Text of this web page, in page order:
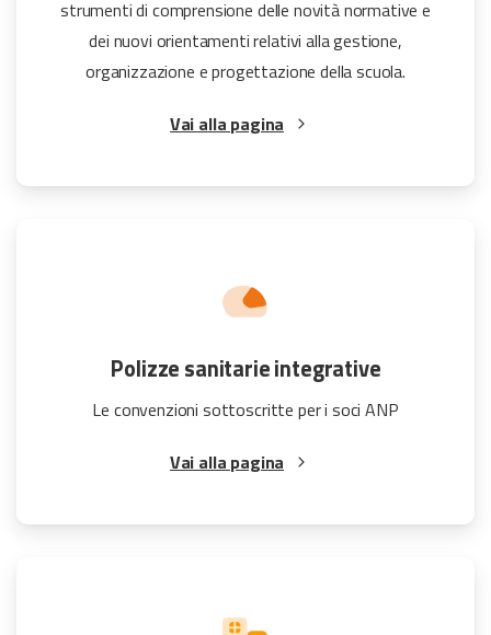
strumenti di comprensione delle novità normative e
dei nuovi orientamenti relativi alla gestione,
organizzazione e progettazione della scuola.
Vai alla pagina
Polizze sanitarie integrative
Le convenzioni sottoscritte per i soci ANP
Vai alla pagina